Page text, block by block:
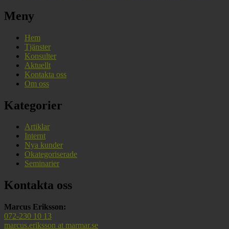
Meny
Hem
Tjänster
Konsulter
Aktuellt
Kontakta oss
Om oss
Kategorier
Artiklar
Internt
Nya kunder
Okategoriserade
Seminarier
Kontakta oss
Marcus Eriksson:
072-230 10 13
marcus.eriksson at marmar.se